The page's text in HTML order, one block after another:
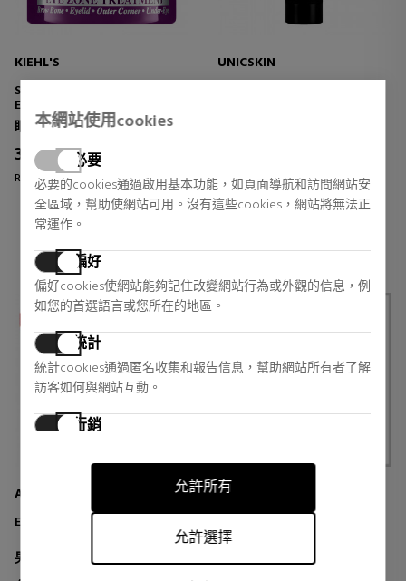
本網站使用cookies
必要
必要的cookies通過啟用基本功能，如頁面導航和訪問網站安
全區域，幫助使網站可用。沒有這些cookies，網站將無法正
常運作。
偏好
偏好cookies使網站能夠記住改變網站行為或外觀的信息，例
如您的首選語言或您所在的地區。
統計
統計cookies通過匿名收集和報告信息，幫助網站所有者了解
訪客如何與網站互動。
行銷
別用戶具有相關性和吸引力的廣告，從而對發布者和第三方
允許所有
允許選擇
KIEHL'S
SUPER MULTI-CORRECTIVE
EYE ZONE TREATMENT
CORRECTIVE EYE CONTOUR
TREATMENT
眼部轮廓
32,25 € 38% DTO.
Regular price 52,00 €
1 reviews
UNICSKIN
Regular price 66,50 €
2 reviews
ANNAYAKE
EYE CONTOUR CREAM MEN
男士面部皮肤护理
L'Occitane
珍贵蜡菊眼部修护霜
眼睛护理